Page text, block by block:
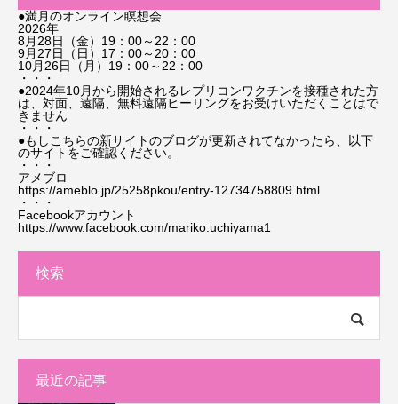
●満月のオンライン瞑想会
2026年
8月28日（金）19：00～22：00
9月27日（日）17：00～20：00
10月26日（月）19：00～22：00
・・・
●2024年10月から開始されるレプリコンワクチンを接種された方
は、対面、遠隔、無料遠隔ヒーリングをお受けいただくことはで
きません
・・・
●もしこちらの新サイトのブログが更新されてなかったら、以下
のサイトをご確認ください。
・・・
アメブロ
https://ameblo.jp/25258pkou/entry-12734758809.html
・・・
Facebookアカウント
https://www.facebook.com/mariko.uchiyama1
検索
最近の記事